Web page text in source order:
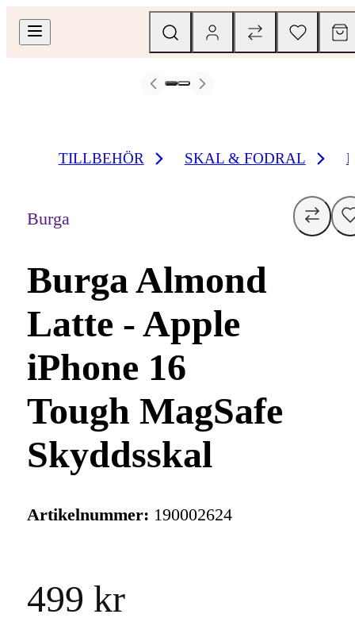
TILLBEHÖR SKAL & FODRAL
Burga
Burga Almond
Latte - Apple
iPhone 16
Tough MagSafe
Skyddsskal
Artikelnummer: 190002624
499 kr